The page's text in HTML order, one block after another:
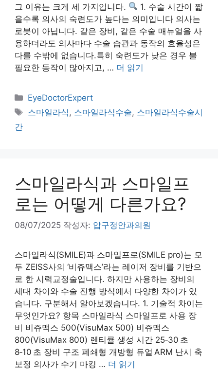
그 이유는 크게 세 가지입니다.
1. 수술 시간이 짧
을수록 의사의 숙련도가 높다는 의미입니다 의사는
로봇이 아닙니다. 같은 장비, 같은 수술 매뉴얼을 사
용하더라도 의사마다 수술 습관과 동작의 효율성은
다를 수밖에 없습니다.특히 숙련도가 낮은 경우 불
필요한 동작이 많아지고, … 더 읽기
카
테
EyeDoctorExpert
태
스마일라식 , 스마일라식수술, 스마일라식수술시
간
스마일라식과 스마일프
로는 어떻게 다른가요?
08/07/2025 작성자: 압구정안과의원
스마일라식(SMILE)과 스마일프로(SMILE pro)는 모
두 ZEISS사의 ‘비쥬맥스’라는 레이저 장비를 기반으
로 한 시력교정술입니다. 하지만 사용하는 장비의
세대 차이와 수술 진행 방식에서 다양한 차이가 있
습니다. 구분해서 알아보겠습니다. 1. 기술적 차이는
무엇인가요? 항목 스마일라식 스마일프로 사용 장
비 비쥬맥스 500(VisuMax 500) 비쥬맥스
800(VisuMax 800) 렌티큘 생성 시간 25‑30 초
8‑10 초 장비 구조 폐쇄형 개방형 듀얼 ARM 난시 축
보정 의사가 수기 마킹 … 더 읽기